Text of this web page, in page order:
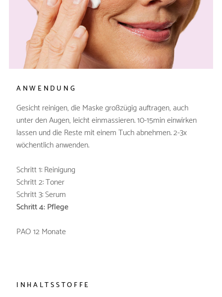
ANWENDUNG
Gesicht reinigen, die Maske großzügig auftragen, auch
unter den Augen, leicht einmassieren. 10-15min einwirken
lassen und die Reste mit einem Tuch abnehmen. 2-3x
wöchentlich anwenden.
Schritt 1: Reinigung
Schritt 2: Toner
Schritt 3: Serum
Schritt 4: Pflege
PAO 12 Monate
INHALTSSTOFFE